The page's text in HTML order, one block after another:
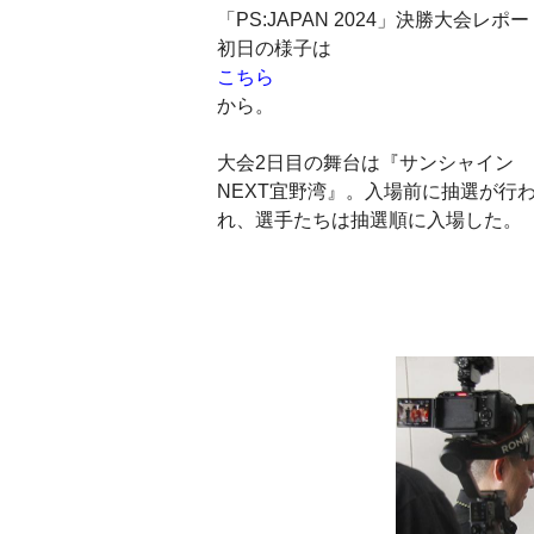
「PS:JAPAN 2024」決勝大会レポー
初日の様子は
こちら
から。
大会2日目の舞台は『サンシャイン
NEXT宜野湾』。入場前に抽選が行
れ、選手たちは抽選順に入場した。